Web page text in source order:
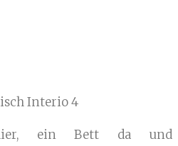
ein Bett da und